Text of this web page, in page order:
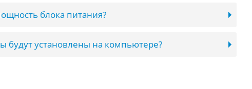
блока питания?
будут установлены на компьютере?